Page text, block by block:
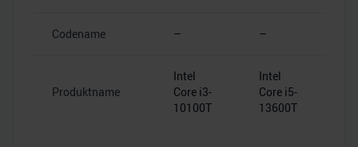
Codename – –
Produktname
Intel
Core i3-
10100T
Intel
Core i5-
13600T